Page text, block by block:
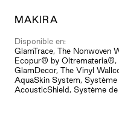
MAKIRA
Disponible en:
GlamTrace, The Nonwoven
Ecopur® by Oltremateria®,
GlamDecor, The Vinyl
AquaSkin System,
AcousticShield, Système